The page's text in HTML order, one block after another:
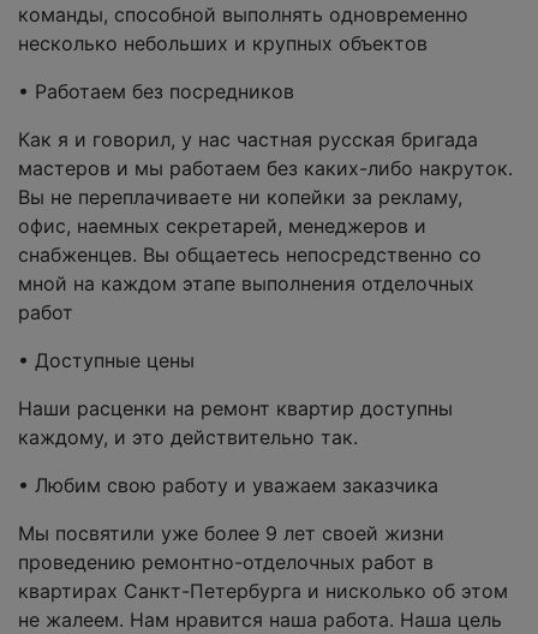
команды, способной выполнять одновременно
несколько небольших и крупных объектов
• Работаем без посредников
Как я и говорил, у нас частная русская бригада
мастеров и мы работаем без каких-либо накруток.
Вы не переплачиваете ни копейки за рекламу,
офис, наемных секретарей, менеджеров и
снабженцев. Вы общаетесь непосредственно со
мной на каждом этапе выполнения отделочных
работ
• Доступные цены
Наши расценки на ремонт квартир доступны
каждому, и это действительно так.
• Любим свою работу и уважаем заказчика
Мы посвятили уже более 9 лет своей жизни
проведению ремонтно-отделочных работ в
квартирах Санкт-Петербурга и нисколько об этом
не жалеем. Нам нравится наша работа. Наша цель